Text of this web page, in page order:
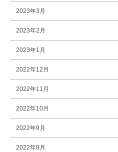
2023年3月
2023年2月
2023年1月
2022年12月
2022年11月
2022年10月
2022年9月
2022年8月